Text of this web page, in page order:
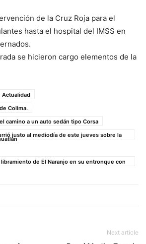
de la Cruz Roja para el
hasta el hospital del IMSS en
se hicieron cargo elementos de la
Actualidad
Colima.
camino a un auto sedán tipo Corsa
justo al mediodía de este jueves sobre la
de El Naranjo en su entronque con
Next article